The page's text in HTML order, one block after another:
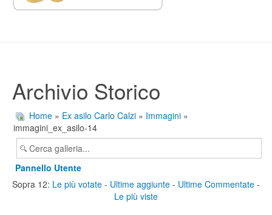
Archivio Storico
Home » Ex asilo Carlo Calzi » Immagini »
immagini_ex_asilo-14
Pannello Utente
Sopra 12: Le più votate - Ultime aggiunte - Ultime Commentate -
Le più viste